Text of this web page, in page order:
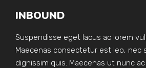
INBOUND
Suspendisse eget lacus ac lorem
Maecenas consectetur est leo, nec
dignissim quis. Maecenas ut nunc